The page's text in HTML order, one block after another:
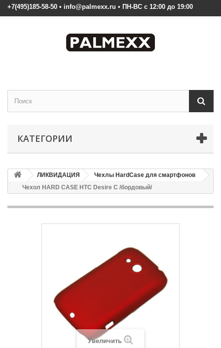
+7(495)185-58-50 • info@palmexx.ru • ПН-ВС с 12:00 до 19:00
КАТЕГОРИИ
ЛИКВИДАЦИЯ
Чехлы HardCase для смартфонов
Чехол HARD CASE HTC Desire C /бордовый/
Увеличить